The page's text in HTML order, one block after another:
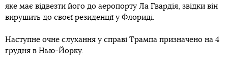
яке має відвезти його до аеропорту Ла Гвардія, звідки він
вирушить до своєї резиденції у Флориді.
Наступне очне слухання у справі Трампа призначено на 4
грудня в Нью-Йорку.